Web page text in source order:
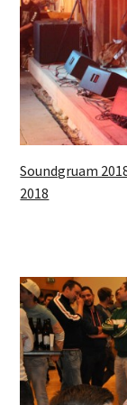
Soundgruam
2018